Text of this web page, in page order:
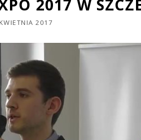
2017 W
2017